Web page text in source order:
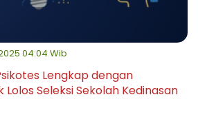
04:04 Wib
Lengkap dengan
Seleksi Sekolah Kedinasan